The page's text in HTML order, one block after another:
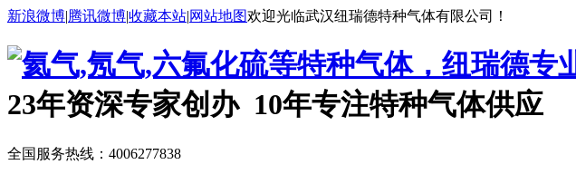
新浪微博|腾讯微博|收藏本站|网站地图欢迎光临武汉纽瑞德特种气体有限公司！
23年资深专家创办 10年专注特种气体供应
全国服务热线： 4006277838